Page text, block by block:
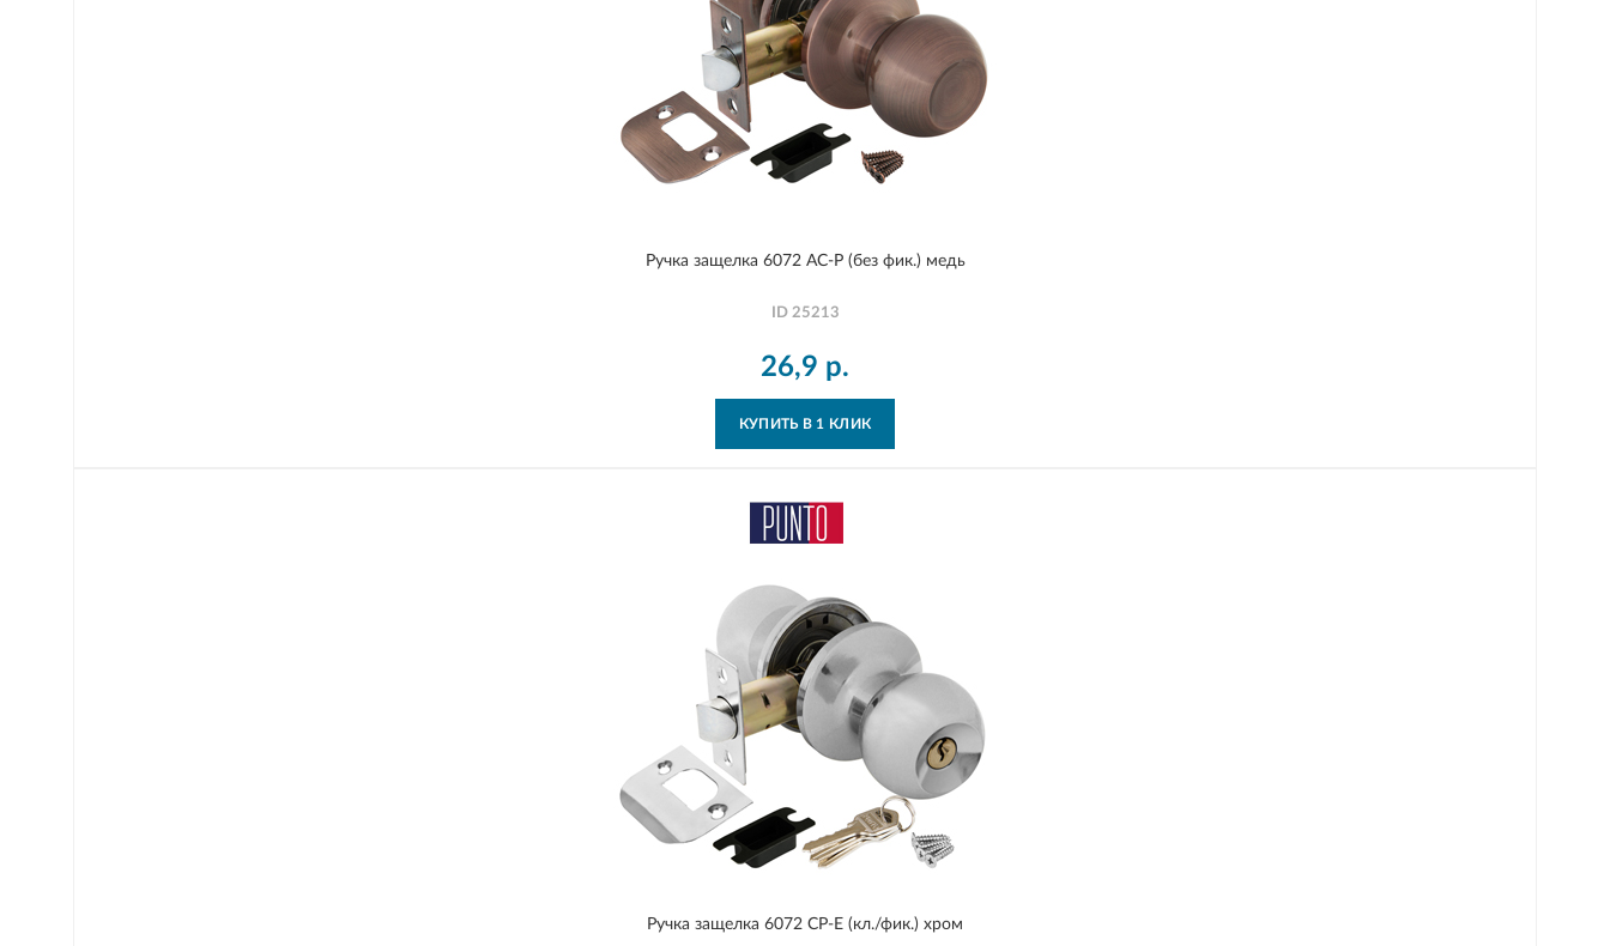
Ручка защелка 6072 AC-P (без фик.) медь
ID 25213
26,9 р.
КУПИТЬ В 1 КЛИК
Ручка защелка 6072 CP-E (кл./фик.) хром